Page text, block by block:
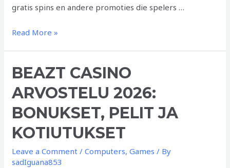
gratis spins en andere promoties die spelers …
Bonusarten
Match,
Spins
en
Meer
Read More »
BEAZT CASINO
ARVOSTELU 2026:
BONUKSET, PELIT JA
KOTIUTUKSET
Leave a Comment /Computers, Games / By
sadIguana853